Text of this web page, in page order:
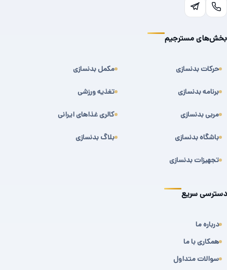
بخش‌های مسترجیم
حرکات بدنسازی
برنامه بدنسازی
مربی بدنسازی
باشگاه بدنسازی
تجهیزات بدنسازی
مکمل بدنسازی
تغذیه ورزشی
کالری غذاهای ایرانی
بلاگ بدنسازی
دسترسی سریع
درباره ما
همکاری با ما
سوالات متداول